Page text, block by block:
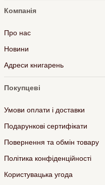
Компанія
Про нас
Новини
Адреси книгарень
Покупцеві
Умови оплати і доставки
Подарункові сертифікати
Повернення та обмін товару
Політика конфіденційності
Користувацька угода